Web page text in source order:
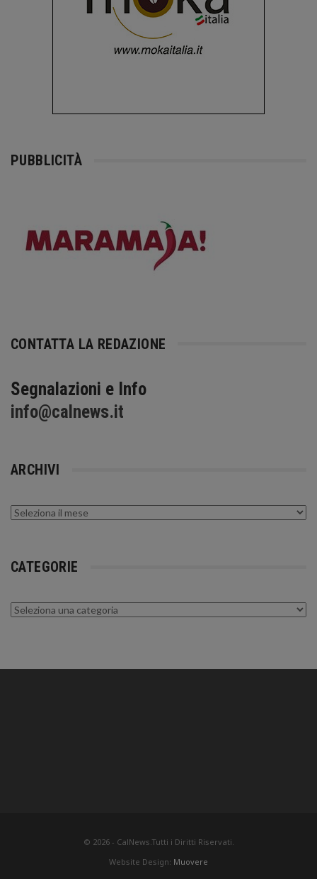
PUBBLICITÀ
CONTATTA LA REDAZIONE
Segnalazioni e Info
info@calnews.it
ARCHIVI
Archivi
CATEGORIE
Categorie
© 2026 - CalNews.Tutti i Diritti Riservati.
Website Design: Muovere